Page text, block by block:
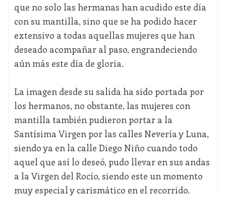
que no solo las hermanas han acudido este día
con su mantilla, sino que se ha podido hacer
extensivo a todas aquellas mujeres que han
deseado acompañar al paso, engrandeciendo
aún más este día de gloria.
La imagen desde su salida ha sido portada por
los hermanos, no obstante, las mujeres con
mantilla también pudieron portar a la
Santísima Virgen por las calles Nevería y Luna,
siendo ya en la calle Diego Niño cuando todo
aquel que así lo deseó, pudo llevar en sus andas
a la Virgen del Rocío, siendo este un momento
muy especial y carismático en el recorrido.